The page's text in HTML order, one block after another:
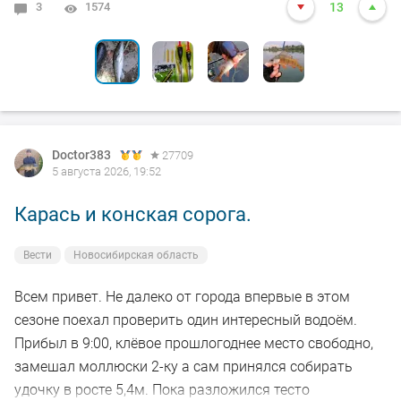
3 1574 13
8 7900 7
0 3621 10
0 3142 6
0 4627 8
Doctor383
27709
5 августа 2026, 19:52
Карась и конская сорога.
Вести Новосибирская область
Всем привет. Не далеко от города впервые в этом
сезоне поехал проверить один интересный водоём.
Прибыл в 9:00, клёвое прошлогоднее место свободно,
замешал моллюски 2-ку а сам принялся собирать
удочку в росте 5,4м. Пока разложился тесто